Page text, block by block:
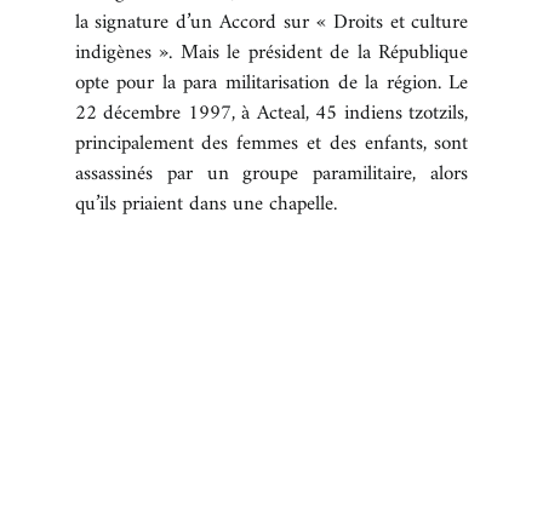
la signature d’un Accord sur « Droits et culture
indigènes ». Mais le président de la République
opte pour la para militarisation de la région. Le
22 décembre 1997, à Acteal, 45 indiens tzotzils,
principalement des femmes et des enfants, sont
assassinés par un groupe paramilitaire, alors
qu’ils priaient dans une chapelle.